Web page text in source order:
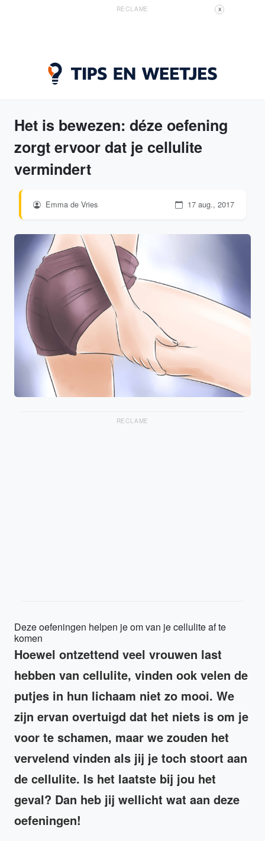
RECLAME X
Het is bewezen: déze oefening
zorgt ervoor dat je cellulite
vermindert
Emma de Vries 17 aug., 2017
RECLAME
Deze oefeningen helpen je om van je cellulite af te
komen
Hoewel ontzettend veel vrouwen last
hebben van cellulite, vinden ook velen de
putjes in hun lichaam niet zo mooi. We
zijn ervan overtuigd dat het niets is om je
voor te schamen, maar we zouden het
vervelend vinden als jij je toch stoort aan
de cellulite. Is het laatste bij jou het
geval? Dan heb jij wellicht wat aan deze
oefeningen!